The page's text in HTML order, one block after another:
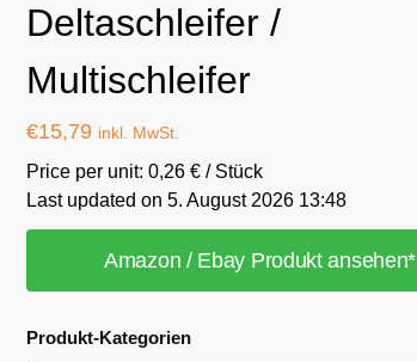
Deltaschleifer /
Multischleifer
€15,79 inkl. MwSt.
Price per unit: 0,26 € / Stück
Last updated on 5. August 2026 13:48
Amazon / Ebay Produkt ansehen*
Produkt-Kategorien